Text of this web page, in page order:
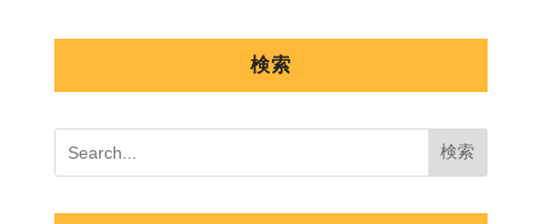
検索